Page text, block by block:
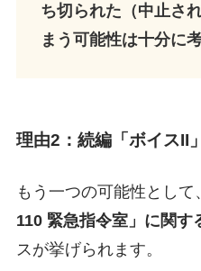
ち切られた（中止さ
まう可能性は十分に
理由2：続編「ボイスII
もう一つの可能性として、
110 緊急指令室」に関す
スが挙げられます。